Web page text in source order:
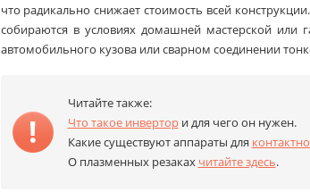
что радикально снижает стоимость всей
собираются в условиях домашней мастерской
автомобильного кузова или сварном соединении
Читайте также:
Что такое инвертори для чего он нужен.
Какие существуют аппараты для
О плазменных резаках читайте здесь.